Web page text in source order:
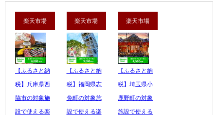
楽天市場
【ふるさと納
税】兵庫県西
脇市の対象施
設で使える楽
楽天市場
【ふるさと納
税】福岡県志
免町の対象施
設で使える楽
楽天市場
【ふるさと納
税】埼玉県小
鹿野町の対象
施設で使える